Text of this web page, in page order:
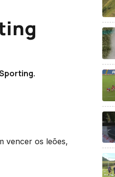
vencer os leões,